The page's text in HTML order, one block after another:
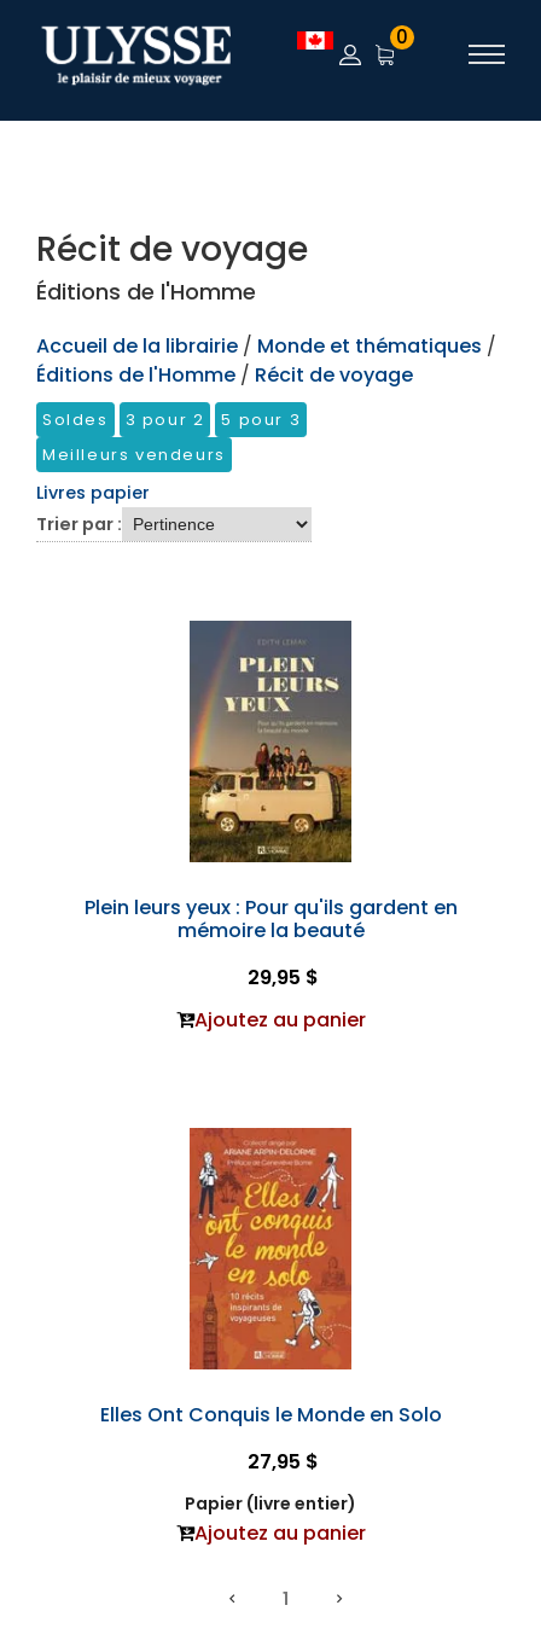
TEST 0
Récit de voyage
Éditions de l'Homme
Accueil de la librairie / Monde et thématiques /
Éditions de l'Homme / Récit de voyage
Soldes 3 pour 2
5 pour 3
Meilleurs vendeurs
Livres papier
Trier par :
Plein leurs yeux : Pour qu'ils gardent en
mémoire la beauté
29,95 $
Ajoutez au panier
Elles Ont Conquis le Monde en Solo
27,95 $
Papier (livre entier)
Ajoutez au panier
1